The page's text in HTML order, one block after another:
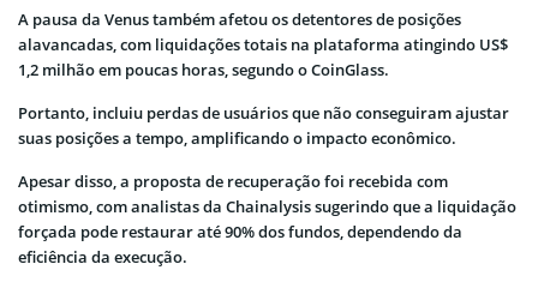
A pausa da Venus também afetou os detentores de posições
alavancadas, com liquidações totais na plataforma atingindo US$
1,2 milhão em poucas horas, segundo o CoinGlass.
Portanto, incluiu perdas de usuários que não conseguiram ajustar
suas posições a tempo, amplificando o impacto econômico.
Apesar disso, a proposta de recuperação foi recebida com
otimismo, com analistas da Chainalysis sugerindo que a liquidação
forçada pode restaurar até 90% dos fundos, dependendo da
eficiência da execução.